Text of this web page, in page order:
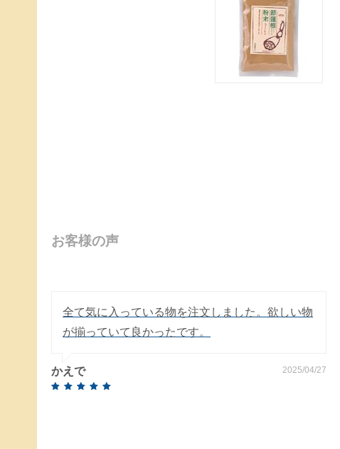
お客様の声
全て気に入っている物を注文しました。欲しい物
が揃っていて良かったです。
かえで 2025/04/27